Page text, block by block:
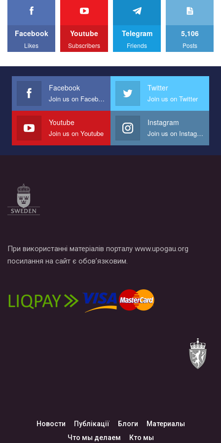
We appeal to your support and ask to help us implement our plan
All you have to do is to press "Like" below the video.
Эмоционально сильный ролик от команды "Гей-альянс
представляющий программу развития организации.
Мы просим вас поддержать нас и помочь нам реализовать
наш план по борьбе с насилием и дискриминацией на почве
СОГИ в Украине.
Все, что вам нужно сделать - это зайти на наш канал YouTube
Facebook
Likes
Youtube
Subscribers
Telegram
Friends
5,106
Posts
Facebook
Join us on Facebook
Twitter
Join us on Twitter
Youtube
Join us on Youtube
Instagram
Join us on Instagram
При використанні матеріалів порталу www.upogau.org
посилання на сайт є обов’язковим.
Новости Публікації Блоги
Материалы
Что мы делаем
Кто мы